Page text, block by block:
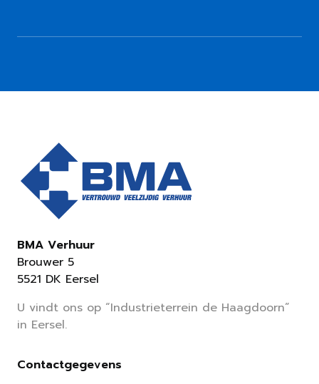
BMA Verhuur
Brouwer 5
5521 DK Eersel
U vindt ons op “Industrieterrein de Haagdoorn”
in Eersel.
Contactgegevens